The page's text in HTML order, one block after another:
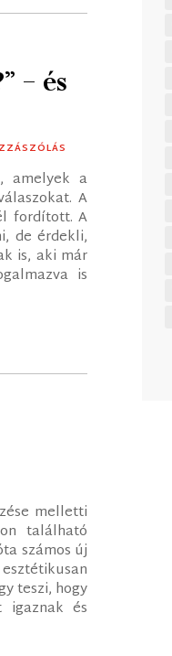
– és
amelyek a
A
fordított. A
de érdekli,
is, aki már
is
melletti
található
számos új
teszi, hogy
és